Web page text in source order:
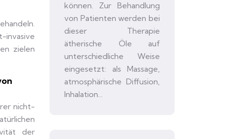
invasive
zielen
nicht-
der
können. Zur Behandlung
von Patienten werden bei
dieser Therapie
ätherische Öle auf
unterschiedliche Weise
eingesetzt: als Massage,
atmosphärische Diffusion,
Inhalation...